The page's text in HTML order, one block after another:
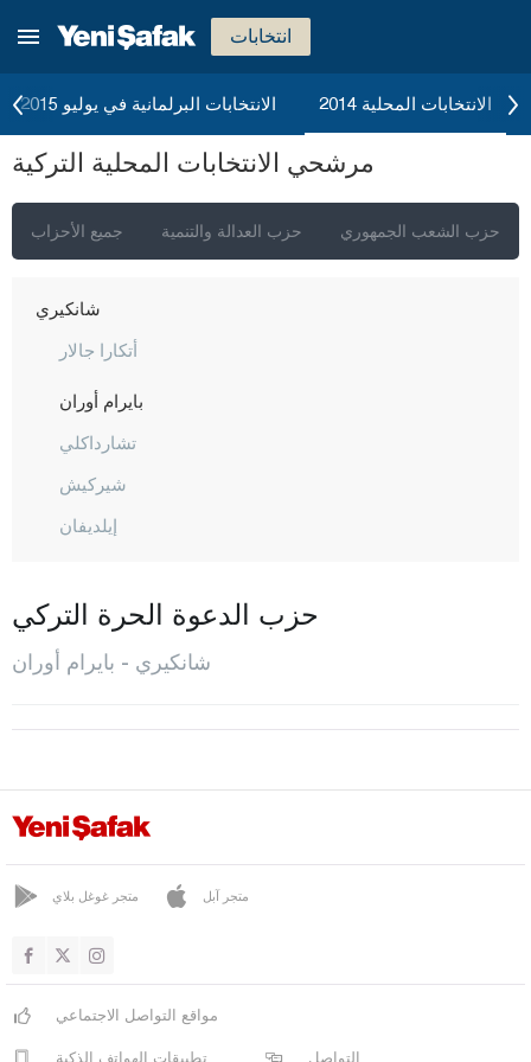
انتخابات
الانتخابات البرلمانية في يوليو 2015 الانتخابات المحلية 2014
مرشحي الانتخابات المحلية التركية
جميع الأحزاب حزب العدالة والتنمية حزب الشعب الجمهوري
بينغول
بيتليس
بولو
بوردور
جناق قلعة
شانكيري
أتكارا جالار
بايرام أوران
تشارداكلي
شيركيش
إيلديفان
كيزيل إيرماك
كورغون
المركز
شعبان أوزو
يابراكلي
جوروم
دينيزلي
حزب الدعوة الحرة التركي
شانكيري - بايرام أوران
متجر غوغل بلاي متجر آبل
مواقع التواصل الاجتماعي
تطبيقات الهواتف الذكية التواصل